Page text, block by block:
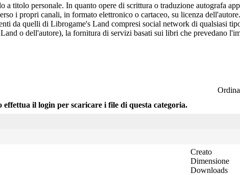
titolo personale. In quanto opere di scrittura o traduzione autografa
i propri canali, in formato elettronico o cartaceo, su licenza
da quelli di Librogame's Land compresi social network di qualsiasi
o dell'autore), la fornitura di servizi basati sui libri che prevedano
effettua il login per scaricare i file di questa categoria.
Creato
Dimensione
Downloads